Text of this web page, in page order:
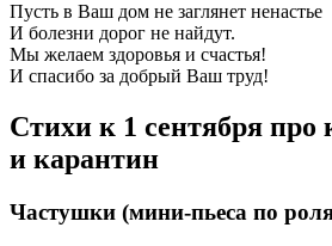
Пусть в Ваш дом не заглянет ненастье
И болезни дорог не найдут.
Мы желаем здоровья и счастья!
И спасибо за добрый Ваш труд!
Стихи к 1 сентября про
и карантин
Частушки (мини-пьеса по